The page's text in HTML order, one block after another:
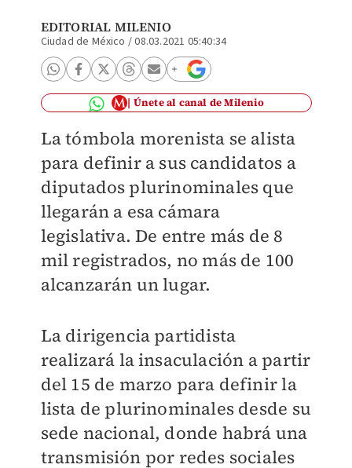
EDITORIAL MILENIO
Ciudad de México /08.03.2021 05:40:34
Únete al canal de Milenio
La tómbola morenista se alista
para definir a sus candidatos a
diputados plurinominales que
llegarán a esa cámara
legislativa. De entre más de 8
mil registrados, no más de 100
alcanzarán un lugar.
La dirigencia partidista
realizará la insaculación a partir
del 15 de marzo para definir la
lista de plurinominales desde su
sede nacional, donde habrá una
transmisión por redes sociales